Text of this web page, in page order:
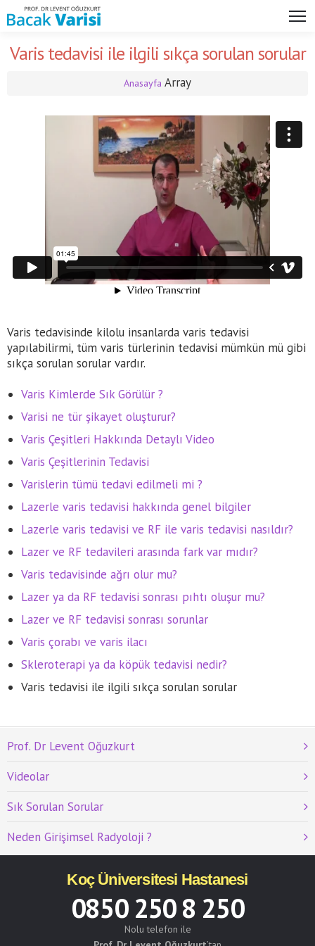
Varis tedavisi ile ilgili sıkça sorulan sorular
Anasayfa Array
Varis tedavisinde kilolu insanlarda varis tedavisi
yapılabilirmi, tüm varis türlerinin tedavisi mümkün mü gibi
sıkça sorulan sorular vardır.
Varis Kimlerde Sık Görülür ?
Varisi ne tür şikayet oluşturur?
Varis Çeşitleri Hakkında Detaylı Video
Varis Çeşitlerinin Tedavisi
Varislerin tümü tedavi edilmeli mi ?
Lazerle varis tedavisi hakkında genel bilgiler
Lazerle varis tedavisi ve RF ile varis tedavisi nasıldır?
Lazer ve RF tedavileri arasında fark var mıdır?
Varis tedavisinde ağrı olur mu?
Lazer ya da RF tedavisi sonrası pıhtı oluşur mu?
Lazer ve RF tedavisi sonrası sorunlar
Varis çorabı ve varis ilacı
Skleroterapi ya da köpük tedavisi nedir?
Varis tedavisi ile ilgili sıkça sorulan sorular
Prof. Dr Levent Oğuzkurt
Videolar
Sık Sorulan Sorular
Neden Girişimsel Radyoloji ?
Koç Üniversitesi Hastanesi
0850 250 8 250
Nolu telefon ile